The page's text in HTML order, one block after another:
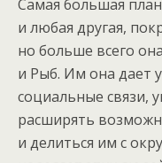
Самая большая
и любая другая,
но больше всего
и Рыб. Им она дает
социальные связи,
расширять
и делиться им с